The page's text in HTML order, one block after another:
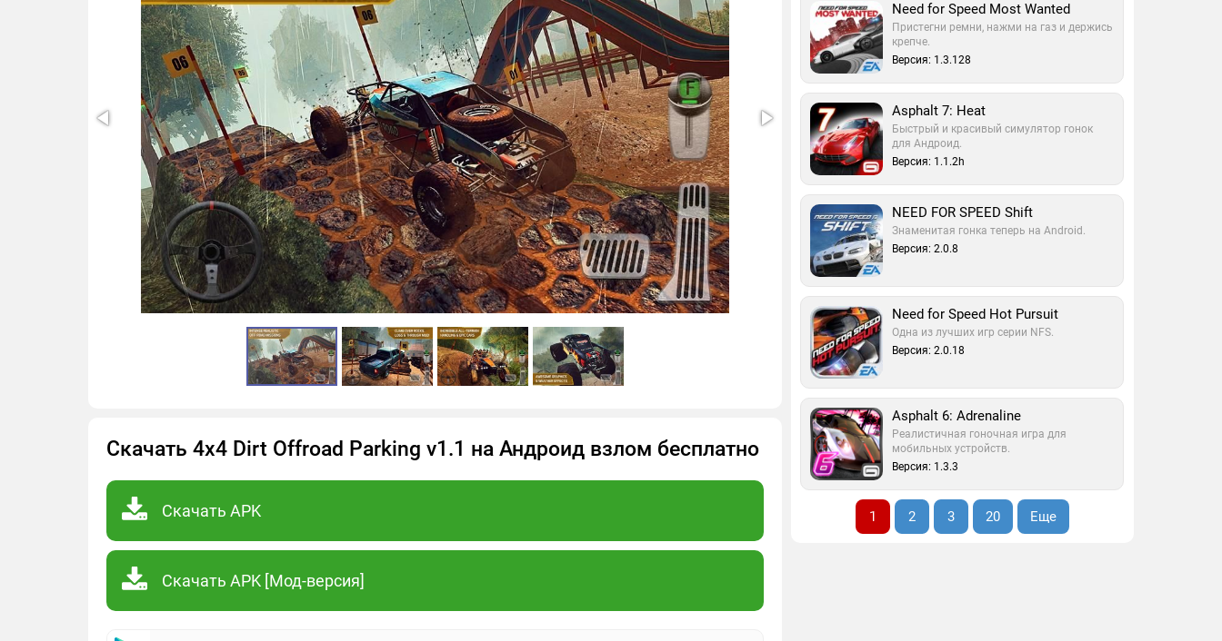
Скачать 4x4 Dirt Offroad Parking v1.1 на Андроид взлом бесплатно
Скачать APK
Скачать APK [Мод-версия]
Need for Speed Most Wanted
Пристегни ремни, нажми на газ и держись
крепче.
Версия: 1.3.128
Asphalt 7: Heat
Быстрый и красивый симулятор гонок
для Андроид.
Версия: 1.1.2h
NEED FOR SPEED Shift
Знаменитая гонка теперь на Android.
Версия: 2.0.8
Need for Speed Hot Pursuit
Одна из лучших игр серии NFS.
Версия: 2.0.18
Asphalt 6: Adrenaline
Реалистичная гоночная игра для
мобильных устройств.
Версия: 1.3.3
1 2 3 20 Еще